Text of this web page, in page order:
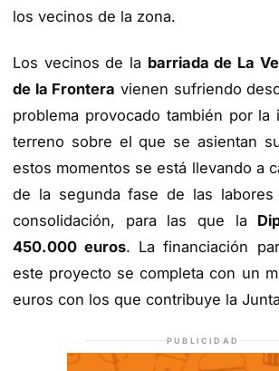
los vecinos de la zona.
Los vecinos de la barriada de La
de la Frontera vienen sufriendo
problema provocado también por la
terreno sobre el que se asientan
estos momentos se está llevando a
de la segunda fase de las labores
consolidación, para las que la
450.000 euros. La financiación
este proyecto se completa con un
euros con los que contribuye la
PUBLICIDAD